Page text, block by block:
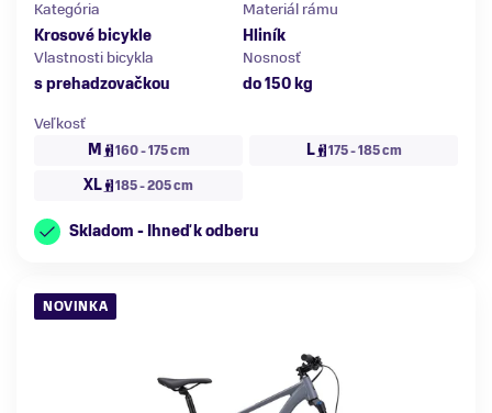
Kategória
Krosové bicykle
Materiál rámu
Hliník
Vlastnosti bicykla
s prehadzovačkou
Nosnosť
do 150 kg
Veľkosť
M
160 - 175 cm L 175 - 185 cm
XL 185 - 205 cm
Skladom - Ihneď k odberu
NOVINKA